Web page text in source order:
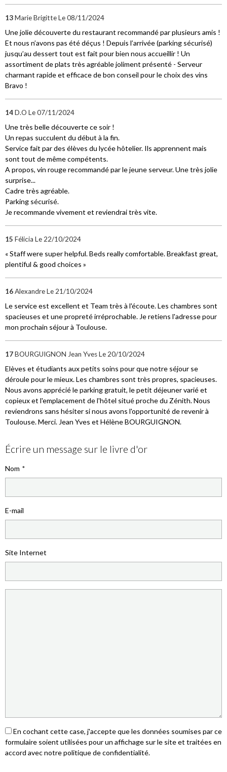
13Marie BrigitteLe 08/11/2024
Une jolie découverte du restaurant recommandé par plusieurs amis !
Et nous n’avons pas été déçus ! Depuis l’arrivée (parking sécurisé)
jusqu’au dessert tout est fait pour bien nous accueillir ! Un
assortiment de plats très agréable joliment présenté - Serveur
charmant rapide et efficace de bon conseil pour le choix des vins
Bravo !
14D.O Le 07/11/2024
Une très belle découverte ce soir !
Un repas succulent du début à la fin.
Service fait par des élèves du lycée hôtelier. Ils apprennent mais
sont tout de même compétents.
A propos, vin rouge recommandé par le jeune serveur. Une très jolie
surprise...
Cadre très agréable.
Parking sécurisé.
Je recommande vivement et reviendrai très vite.
15 Félicia Le 22/10/2024
« Staff were super helpful. Beds really comfortable. Breakfast great,
plentiful & good choices »
16AlexandreLe 21/10/2024
Le service est excellent et Team très à l'écoute. Les chambres sont
spacieuses et une propreté irréprochable. Je retiens l'adresse pour
mon prochain séjour à Toulouse.
17BOURGUIGNON Jean YvesLe 20/10/2024
Elèves et étudiants aux petits soins pour que notre séjour se
déroule pour le mieux. Les chambres sont très propres, spacieuses.
Nous avons apprécié le parking gratuit, le petit déjeuner varié et
copieux et l'emplacement de l'hôtel situé proche du Zénith. Nous
reviendrons sans hésiter si nous avons l'opportunité de revenir à
Toulouse. Merci. Jean Yves et Hélène BOURGUIGNON.
Écrire un message sur le livre d'or
Nom
E-mail
Site Internet
En cochant cette case, j'accepte que les données soumises par ce
formulaire soient utilisées pour un affichage sur le site et traitées en
accord avec notre politique de confidentialité.